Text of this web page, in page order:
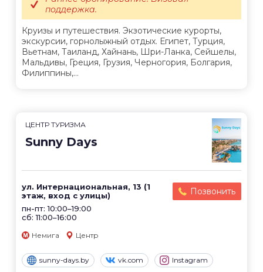
Круизы и путешествия. Экзотические курорты,
экскурсии, горнолыжный отдых. Египет, Турция,
Вьетнам, Таиланд, Хайнань, Шри-Ланка, Сейшелы,
Мальдивы, Греция, Грузия, Черногория, Болгария,
Филиппины,...
поддержка.
ЦЕНТР ТУРИЗМА
Sunny Days
ул. Интернациональная, 13 (1
этаж, вход с улицы)
пн-пт: 10:00–19:00
сб: 11:00–16:00
Позвонить
Немига Центр
sunny-days.by vk.com Instagram